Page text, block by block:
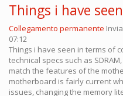
Things i have
Collegamento permanente
07:12
Things i have seen in terms of
technical specs such as
match the features of the
motherboard is fairly current
issues, changing the memory